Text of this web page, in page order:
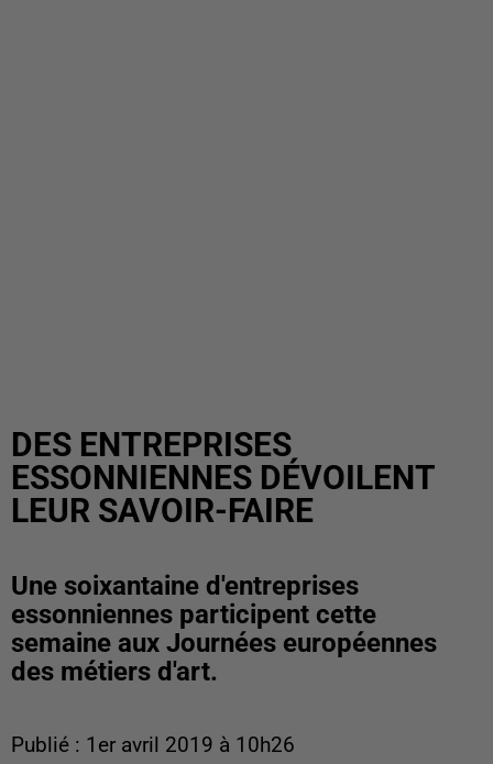
DES ENTREPRISES
ESSONNIENNES DÉVOILENT
LEUR SAVOIR-FAIRE
Une soixantaine d'entreprises
essonniennes participent cette
semaine aux Journées européennes
des métiers d'art.
Publié : 1er avril 2019 à 10h26